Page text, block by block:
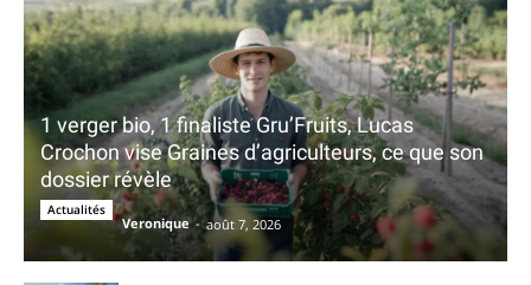
1 verger bio, 1 finaliste Gru’Fruits, Lucas
Crochon vise Graines d’agriculteurs, ce que son
dossier révèle
Actualités
Veronique - août 7, 2026